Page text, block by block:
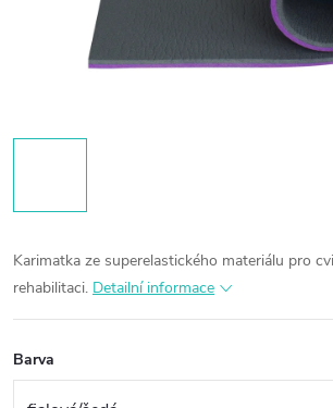
Karimatka ze superelastického materiálu pro
rehabilitaci. Detailní informace
Barva